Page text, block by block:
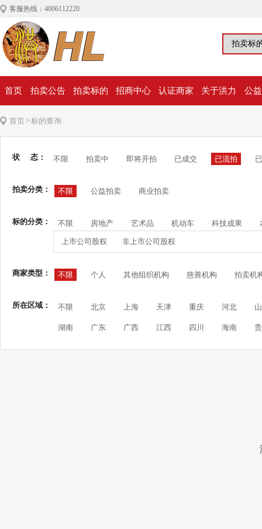
客服热线：4006112220
首页 拍卖公告 拍卖标的 招商中心 认证商家 关于洪力 公
首页>标的查询
状 态： 不限 拍卖中 即将开拍 已成交 已流拍
拍卖分类： 不限 公益拍卖 商业拍卖
标的分类： 不限 房地产 艺术品 机动车 科技成果
上市公司股权 非上市公司股权
商家类型： 不限 个人 其他组织机构 慈善机构 拍卖机
所在区域： 不限 北京 上海 天津 重庆 河北
湖南 广东 广西 江西 四川 海南